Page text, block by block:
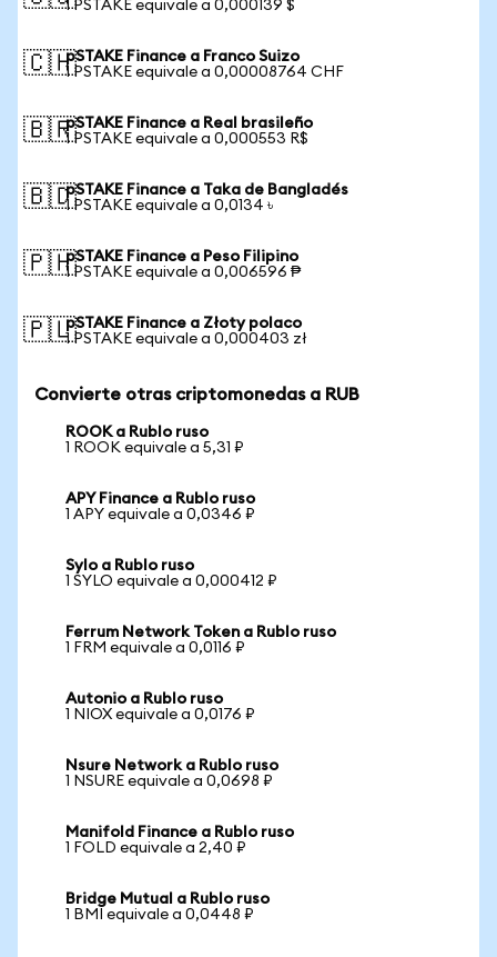
1 PSTAKE equivale a 0,000139 $
🇨🇭pSTAKE Finance a Franco Suizo
1 PSTAKE equivale a 0,00008764 CHF
🇧🇷pSTAKE Finance a Real brasileño
1 PSTAKE equivale a 0,000553 R$
🇧🇩pSTAKE Finance a Taka de Bangladés
1 PSTAKE equivale a 0,0134 ৳
🇵🇭pSTAKE Finance a Peso Filipino
1 PSTAKE equivale a 0,006596 ₱
🇵🇱pSTAKE Finance a Złoty polaco
1 PSTAKE equivale a 0,000403 zł
Convierte otras criptomonedas a RUB
ROOK a Rublo ruso
1 ROOK equivale a 5,31 ₽
APY Finance a Rublo ruso
1 APY equivale a 0,0346 ₽
Sylo a Rublo ruso
1 SYLO equivale a 0,000412 ₽
Ferrum Network Token a Rublo ruso
1 FRM equivale a 0,0116 ₽
Autonio a Rublo ruso
1 NIOX equivale a 0,0176 ₽
Nsure Network a Rublo ruso
1 NSURE equivale a 0,0698 ₽
Manifold Finance a Rublo ruso
1 FOLD equivale a 2,40 ₽
Bridge Mutual a Rublo ruso
1 BMI equivale a 0,0448 ₽